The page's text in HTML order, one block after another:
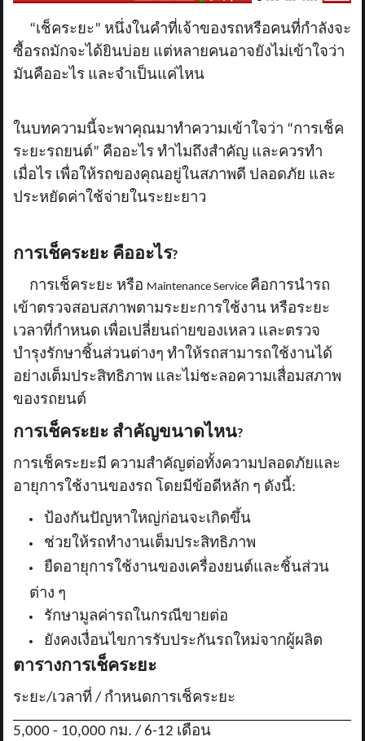
“เช็คระยะ” หนึ่งในคำที่เจ้าของรถหรือคนที่กำลังจะ
ซื้อรถมักจะได้ยินบ่อย แต่หลายคนอาจยังไม่เข้าใจว่า
มันคืออะไร และจำเป็นแค่ไหน
ในบทความนี้จะพาคุณมาทำความเข้าใจว่า “การเช็ค
ระยะรถยนต์” คืออะไร ทำไมถึงสำคัญ และควรทำ
เมื่อไร เพื่อให้รถของคุณอยู่ในสภาพดี ปลอดภัย และ
ประหยัดค่าใช้จ่ายในระยะยาว
การเช็คระยะ คืออะไร?
การเช็คระยะ หรือ Maintenance Service คือการนำรถ
เข้าตรวจสอบสภาพตามระยะการใช้งาน หรือระยะ
เวลาที่กำหนด เพื่อเปลี่ยนถ่ายของเหลว และตรวจ
บำรุงรักษาชิ้นส่วนต่างๆ ทำให้รถสามารถใช้งานได้
อย่างเต็มประสิทธิภาพ และไม่ชะลอความเสื่อมสภาพ
ของรถยนต์
การเช็คระยะ สำคัญขนาดไหน?
การเช็คระยะมี ความสำคัญต่อทั้งความปลอดภัยและ
อายุการใช้งานของรถ โดยมีข้อดีหลัก ๆ ดังนี้:
ป้องกันปัญหาใหญ่ก่อนจะเกิดขึ้น
ช่วยให้รถทำงานเต็มประสิทธิภาพ
ยืดอายุการใช้งานของเครื่องยนต์และชิ้นส่วน
ต่าง ๆ
รักษามูลค่ารถในกรณีขายต่อ
ยังคงเงื่อนไขการรับประกันรถใหม่จากผู้ผลิต
ตารางการเช็คระยะ
ระยะ/เวลาที่ / กำหนดการเช็คระยะ
5,000 - 10,000 กม. / 6-12 เดือน